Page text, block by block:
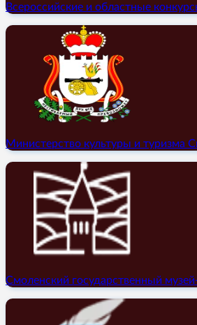
Всероссийские и областные
Министерство культуры и туризма
Смоленский государственный